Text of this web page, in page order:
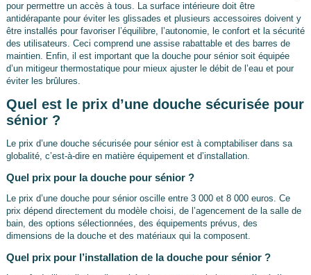
pour permettre un accès à tous. La surface intérieure doit être
antidérapante pour éviter les glissades et plusieurs accessoires doivent y
être installés pour favoriser l’équilibre, l’autonomie, le confort et la sécurité
des utilisateurs. Ceci comprend une assise rabattable et des barres de
maintien. Enfin, il est important que la douche pour sénior soit équipée
d’un mitigeur thermostatique pour mieux ajuster le débit de l’eau et pour
éviter les brûlures.
Quel est le prix d’une douche sécurisée pour
sénior ?
Le prix d’une douche sécurisée pour sénior est à comptabiliser dans sa
globalité, c’est-à-dire en matière équipement et d’installation.
Quel prix pour la douche pour sénior ?
Le prix d’une douche pour sénior oscille entre 3 000 et 8 000 euros. Ce
prix dépend directement du modèle choisi, de l’agencement de la salle de
bain, des options sélectionnées, des équipements prévus, des
dimensions de la douche et des matériaux qui la composent.
Quel prix pour l’installation de la douche pour sénior ?